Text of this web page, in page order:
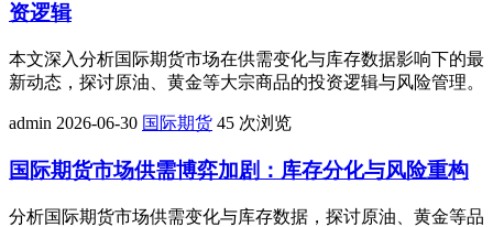
资逻辑
本文深入分析国际期货市场在供需变化与库存数据影响下的最
新动态，探讨原油、黄金等大宗商品的投资逻辑与风险管理。
admin 2026-06-30 国际期货 45 次浏览
国际期货市场供需博弈加剧：库存分化与风险重构
分析国际期货市场供需变化与库存数据，探讨原油、黄金等品